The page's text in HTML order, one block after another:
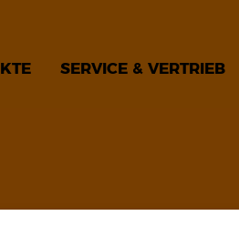
SERVICE & VERTRIEB